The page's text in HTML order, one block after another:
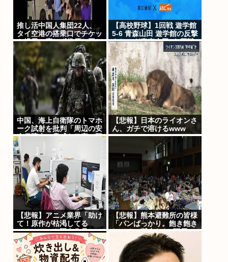
推し活中国人集団22人、
タイ空港の搭乗口でチケッ
ト提示に応じず俳優と同じ
機内に乗り込もうとし大混
乱 まとめて搭乗拒否
【高校野球】1回戦 遊学館
5-6 青森山田 遊学館の反撃
をしのぎ青森山田が2回戦
進出
中国、海上自衛隊のトマホ
ーク試射を批判「周辺の安
全保障上の脅威を口実に再
軍備を加速している」
【悲報】日本のライオンさ
ん、ガチで溶けるwww
【悲報】アニメ業界「助け
て！原作が枯渇してる
の！」←いや既存作品の2
期やったら良いよね？
www
【悲報】熊本避難所の皆様
「パンばっかり。飽き飽き
してる」断水なお3万戸
超・・・・・・・・・